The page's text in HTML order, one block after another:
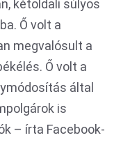
kétoldali súlyos
Ő volt a
megvalósult a
Ő volt a
által
is
– írta Facebook-